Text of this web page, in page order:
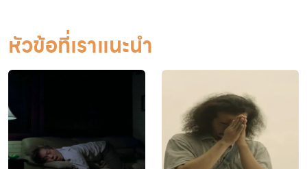
หัวข้อที่เราแนะนำ